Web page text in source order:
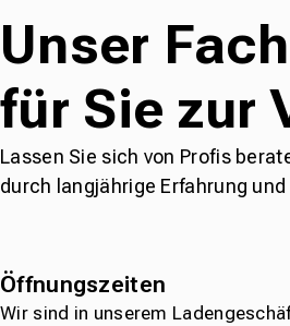
Unser
für Sie zur
Lassen Sie sich von Profis
durch langjährige Erfahrung
Öffnungszeiten
Wir sind in unserem